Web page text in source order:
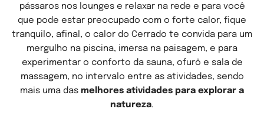
pássaros nos lounges e relaxar na rede e para você
que pode estar preocupado com o forte calor, fique
tranquilo, afinal, o calor do Cerrado te convida para um
mergulho na piscina, imersa na paisagem, e para
experimentar o conforto da sauna, ofurô e sala de
massagem, no intervalo entre as atividades, sendo
mais uma das melhores atividades para explorar a
natureza.